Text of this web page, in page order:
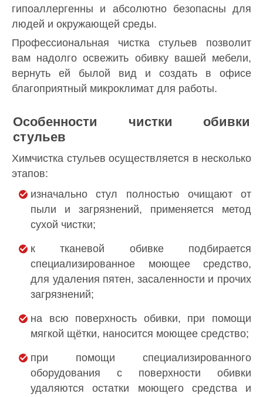
гипоаллергенны и абсолютно безопасны для
людей и окружающей среды.
Профессиональная чистка стульев позволит
вам надолго освежить обивку вашей мебели,
вернуть ей былой вид и создать в офисе
благоприятный микроклимат для работы.
Особенности чистки обивки
стульев
Химчистка стульев осуществляется в несколько
этапов:
изначально стул полностью очищают от
пыли и загрязнений, применяется метод
сухой чистки;
к тканевой обивке подбирается
специализированное моющее средство,
для удаления пятен, засаленности и прочих
загрязнений;
на всю поверхность обивки, при помощи
мягкой щётки, наносится моющее средство;
при помощи специализированного
оборудования с поверхности обивки
удаляются остатки моющего средства и